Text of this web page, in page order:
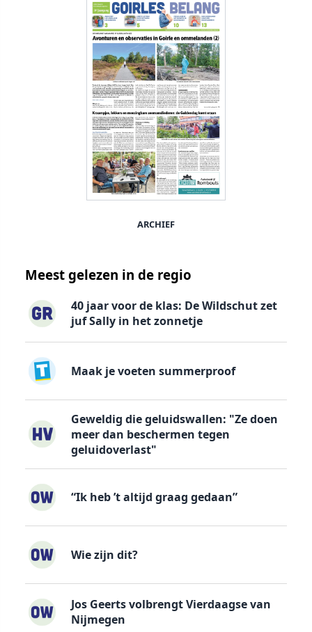
ARCHIEF
Meest gelezen in de regio
40 jaar voor de klas: De Wildschut zet
juf Sally in het zonnetje
Maak je voeten summerproof
Geweldig die geluidswallen: "Ze doen
meer dan beschermen tegen
geluidoverlast"
“Ik heb ’t altijd graag gedaan”
Wie zijn dit?
Jos Geerts volbrengt Vierdaagse van
Nijmegen